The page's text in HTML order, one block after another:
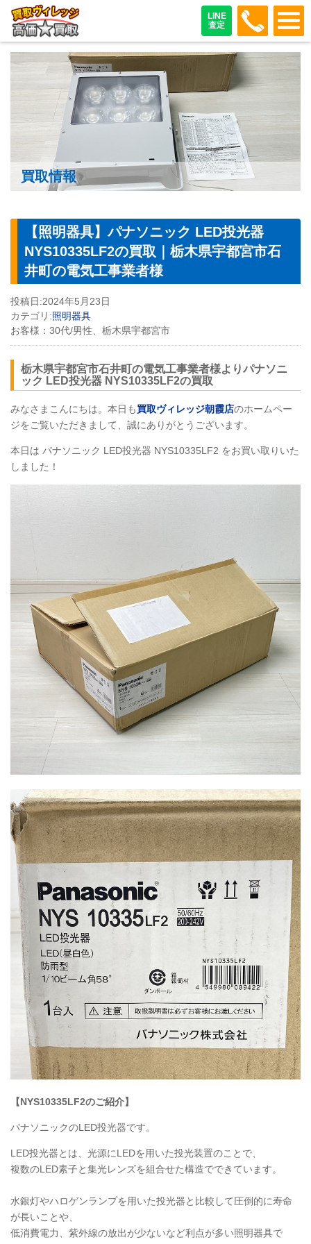
LINE
査定
048-
買取情報
【照明器具】パナソニック LED投光器
NYS10335LF2の買取｜栃木県宇都宮市石
井町の電気工事業者様
投稿日:2024年5月23日
カテゴリ:照明器具
お客様： 30代/男性、栃木県宇都宮市
栃木県宇都宮市石井町の電気工事業者様よりパナソニ
ック LED投光器 NYS10335LF2の買取
みなさまこんにちは。本日も買取ヴィレッジ朝霞店のホームペー
ジをご覧いただきまして、誠にありがとうございます。
本日は パナソニック LED投光器 NYS10335LF2 をお買い取りいた
しました！
【NYS10335LF2のご紹介】
パナソニックのLED投光器です。
LED投光器とは、光源にLEDを用いた投光装置のことで、
複数のLED素子と集光レンズを組合せた構造でできています。
水銀灯やハロゲンランプを用いた投光器と比較して圧倒的に寿命
が長いことや、
低消費電力、紫外線の放出が少ないなど利点が多い照明器具で